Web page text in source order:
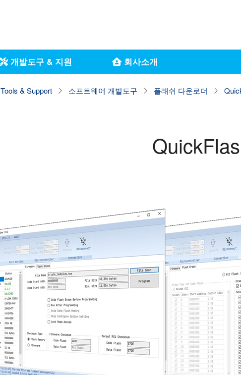
개발도구 & 지원 회사소개
Tools & Support 소프트웨어 개발도구 플래쉬 다운로더